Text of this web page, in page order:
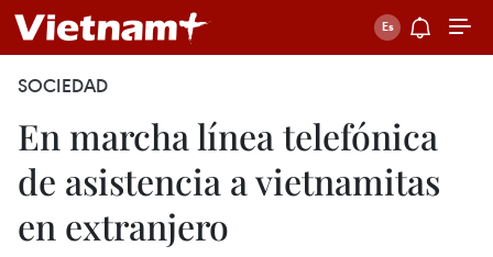
SOCIEDAD
En marcha línea telefónica
de asistencia a vietnamitas
en extranjero